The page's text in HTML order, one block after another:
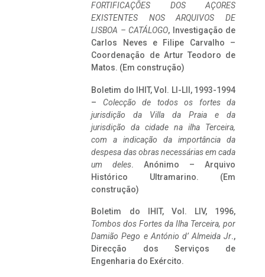
FORTIFICAÇÕES DOS AÇORES
EXISTENTES NOS ARQUIVOS DE
LISBOA – CATÁLOGO, Investigação de
Carlos Neves e Filipe Carvalho –
Coordenação de Artur Teodoro de
Matos. (Em construção)
Boletim do IHIT, Vol. LI-LII, 1993-1994
– Colecção de todos os fortes da
jurisdição da Villa da Praia e da
jurisdição da cidade na ilha Terceira,
com a indicação da importância da
despesa das obras necessárias em cada
um deles. Anónimo – Arquivo
Histórico Ultramarino. (Em
construção)
Boletim do IHIT, Vol. LIV, 1996,
Tombos dos Fortes da Ilha Terceira, por
Damião Pego e António d’ Almeida Jr.,
Direcção dos Serviços de
Engenharia do Exército.